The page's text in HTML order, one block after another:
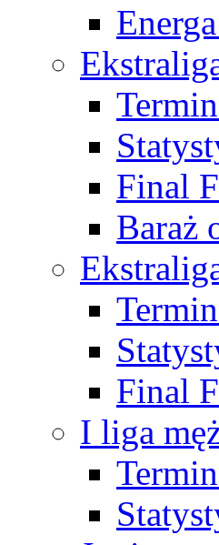
Final
Baraż
Final
I liga